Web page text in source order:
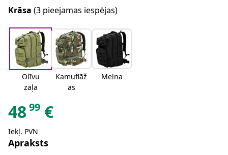
Krāsa (3 pieejamas iespējas)
Olīvu
zaļa
Kamuflāž
as
Melna
4899 €
Iekļ. PVN
Apraksts